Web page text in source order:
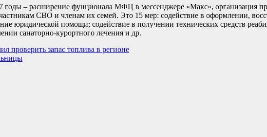
годы – расширение фунционала МФЦ в мессенджере «Макс», организация
СВО и членам их семей. Это 15 мер: содействие в оформлении,
юридической помощи; содействие в получении технических средств
санаторно-курортного лечения и др.
проверить запас топлива в регионе